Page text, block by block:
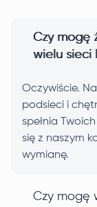
Czy mogę
wielu sieci
Oczywiście.
podsieci i
spełnia
się z naszym
wymianę.
Czy mogę